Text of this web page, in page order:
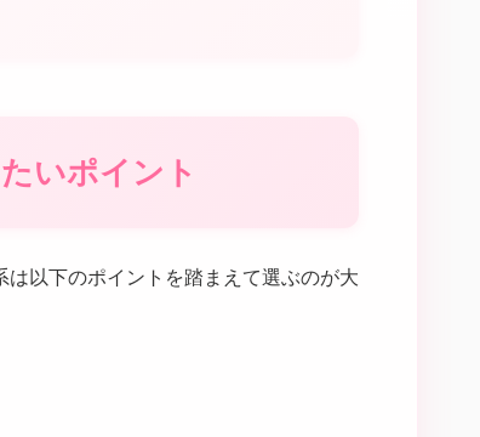
いポイント
以下のポイントを踏まえて選ぶのが大